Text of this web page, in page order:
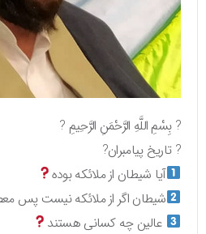
? بِسْمِ اللَّهِ الرَّحْمَنِ الرَّحِيمِ ?
? تاریخ پیامبران?
آیا شیطان از ملائکه بوده
شیطان اگر از ملائکه نیست پس
عالین چه کسانی هستند